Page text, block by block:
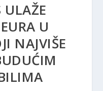
ULAŽE
U
NAJVIŠE